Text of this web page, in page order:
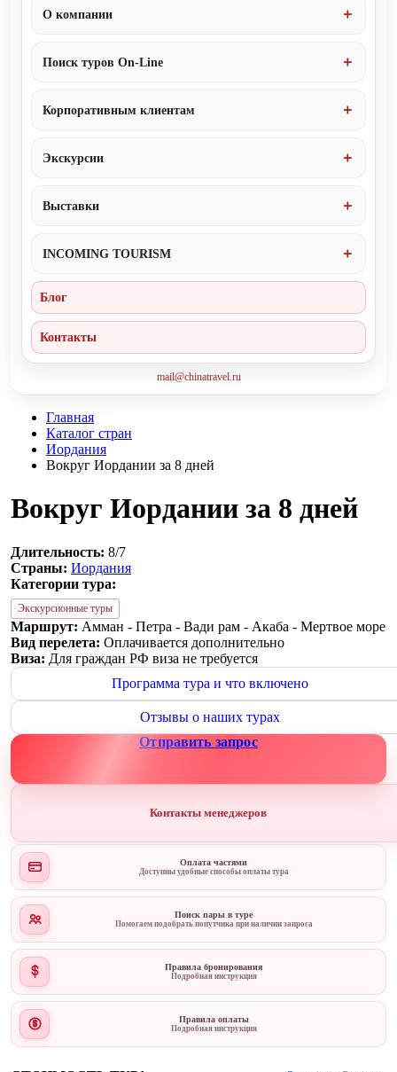
О компании
Поиск туров On-Line
Корпоративным клиентам
Экскурсии
Выставки
INCOMING TOURISM
Блог
Контакты
mail@chinatravel.ru
Главная
Каталог стран
Иордания
Вокруг Иордании за 8 дней
Вокруг Иордании за 8 дней
Длительность: 8/7
Страны: Иордания
Категории тура:
Экскурсионные туры
Маршрут: Амман - Петра - Вади рам - Акаба - Мертвое море
Вид перелета: Оплачивается дополнительно
Виза: Для граждан РФ виза не требуется
Программа тура и что включено
Отзывы о наших турах
Отправить запрос
Контакты менеджеров
Оплата частями
Доступны удобные способы оплаты тура
Поиск пары в туре
Помогаем подобрать попутчика при наличии запроса
Правила бронирования
Подробная инструкция
Правила оплаты
Подробная инструкция